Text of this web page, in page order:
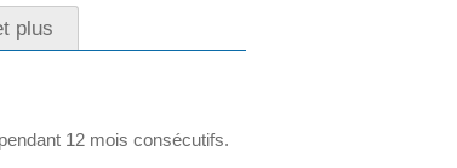
plus
12 mois consécutifs.